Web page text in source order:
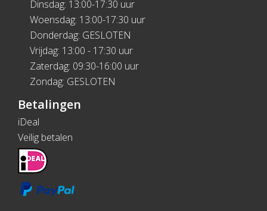
Dinsdag: 13:00-17:30 uur
Woensdag: 13:00-17:30 uur
Donderdag: GESLOTEN
Vrijdag: 13:00 - 17:30 uur
Zaterdag: 09:30-16:00 uur
Zondag: GESLOTEN
Betalingen
iDeal
Veilig betalen